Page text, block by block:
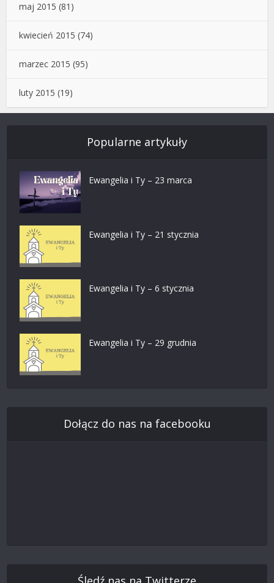
maj 2015 (81)
kwiecień 2015 (74)
marzec 2015 (95)
luty 2015 (19)
Popularne artykuły
Ewangelia i Ty – 23 marca
Ewangelia i Ty – 21 stycznia
Ewangelia i Ty – 6 stycznia
Ewangelia i Ty – 29 grudnia
Dołącz do nas na facebooku